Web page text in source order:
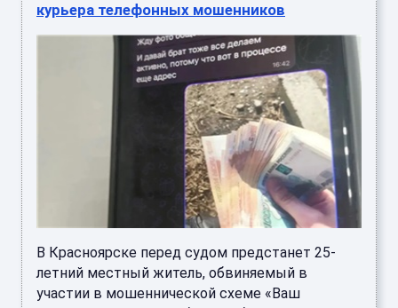
курьера телефонных мошенников
В Красноярске перед судом предстанет 25-
летний местный житель, обвиняемый в
участии в мошеннической схеме «Ваш